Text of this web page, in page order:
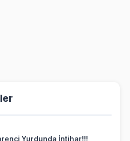
Yurdunda İntihar!!!